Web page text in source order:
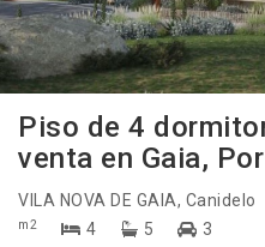
Piso de 4
venta en Gaia,
VILA NOVA DE GAIA, Canidelo
m2 4 5 3